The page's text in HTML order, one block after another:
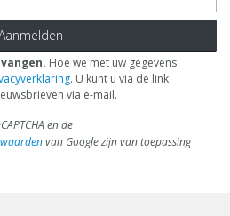
Hoe we met uw gegevens
. U kunt u via de link
via e-mail.
en de
van Google zijn van toepassing